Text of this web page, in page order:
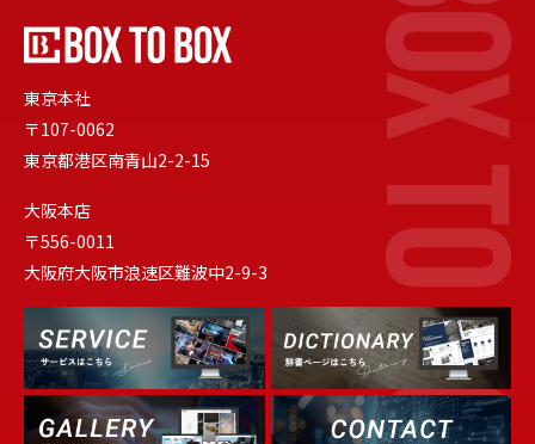
東京本社
〒107-0062
東京都港区南青山2-2-15
大阪本店
〒556-0011
大阪府大阪市浪速区難波中2-9-3
Service Dictionary